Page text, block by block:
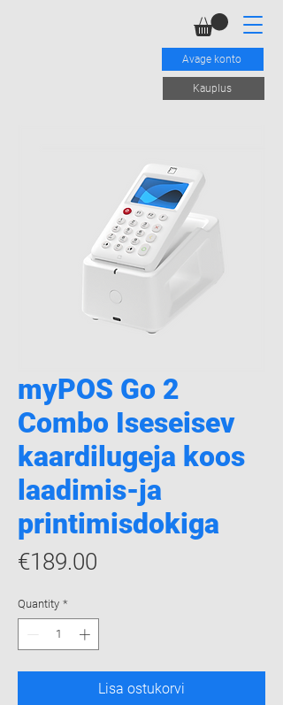
Avage konto
Kauplus
myPOS Go 2
Combo Iseseisev
kaardilugeja koos
laadimis-ja
printimisdokiga
€189.00
Quantity *
Lisa ostukorvi